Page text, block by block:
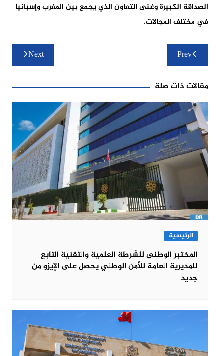
الصداقة الكبيرة وغنى التعاون الذي يجمع بين المغرب وإسبانيا
في مختلف المجالات.
تصفّح
المقالات
Prev
Next
مقالات ذات صلة
الرئيسية
المختبر الوطني للشرطة العلمية والتقنية التابع
للمديرية العامة للأمن الوطني يحصل على الإيزو من
جديد